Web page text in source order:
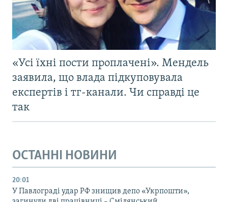
«Усі їхні пости проплачені». Мендель
заявила, що влада підкуповувала
експертів і тг-канали. Чи справді це
так
ОСТАННІ НОВИНИ
20:01
У Павлограді удар РФ знищив депо «Укрпошти»,